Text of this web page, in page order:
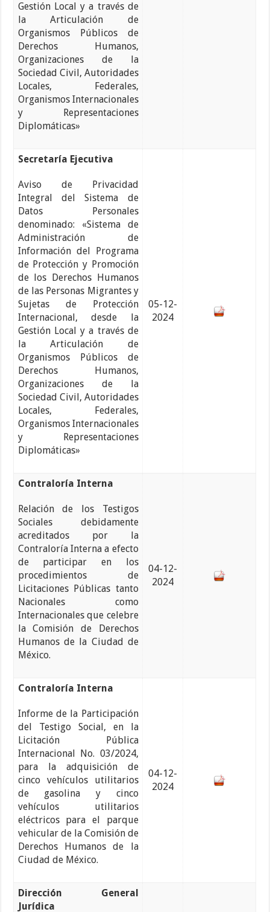
Gestión Local y a través de
la Articulación de
Organismos Públicos de
Derechos Humanos,
Organizaciones de la
Sociedad Civil, Autoridades
Locales, Federales,
Organismos Internacionales
y Representaciones
Diplomáticas»
Secretaría Ejecutiva
Aviso de Privacidad
Integral del Sistema de
Datos Personales
denominado: «Sistema de
Administración de
Información del Programa
de Protección y Promoción
de los Derechos Humanos
de las Personas Migrantes y
Sujetas de Protección
Internacional, desde la
Gestión Local y a través de
la Articulación de
Organismos Públicos de
Derechos Humanos,
Organizaciones de la
Sociedad Civil, Autoridades
Locales, Federales,
Organismos Internacionales
y Representaciones
Diplomáticas»
05-12-
2024
Contraloría Interna
Relación de los Testigos
Sociales debidamente
acreditados por la
Contraloría Interna a efecto
de participar en los
procedimientos de
Licitaciones Públicas tanto
Nacionales como
Internacionales que celebre
la Comisión de Derechos
Humanos de la Ciudad de
México.
04-12-
2024
Contraloría Interna
Informe de la Participación
del Testigo Social, en la
Licitación Pública
Internacional No. 03/2024,
para la adquisición de
cinco vehículos utilitarios
de gasolina y cinco
vehículos utilitarios
eléctricos para el parque
vehicular de la Comisión de
Derechos Humanos de la
Ciudad de México.
04-12-
2024
Dirección General
Jurídica